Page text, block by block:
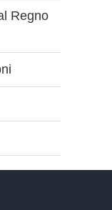
Regno